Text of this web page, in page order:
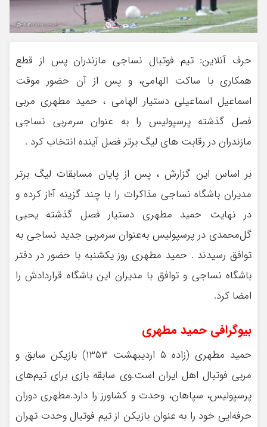
حرف آنلاین: تیم فوتبال نساجی مازندران پس از قطع
همکاری با ساکت الهامی‏، و پس از آن حضور موقت
اسماعیل اسماعیلی دستیار الهامی ، حمید مطهری مربی
فصل گذشته پرسپولیس را به عنوان سرمربی نساجی
مازندران در رقابت های لیگ برتر فصل آینده انتخاب کرد .
بر اساس این گزارش ، پس از پایان مسابقات لیگ برتر
مدیران باشگاه نساجی مذاکرات را با چند گزینه آ؛از کرده و
در نهایت حمید مطهری دستیار فصل گذشته یحیی
گل‌محمدی در پرسپولیس به‌عنوان سرمربی جدید نساجی به
توافق رسیدند . حمید مطهری روز یکشنبه با حضور در دفتر
باشگاه نساجی و توافق با مدیران این باشگاه قراردادش را
امضا کرد.
بیوگرافی حمید مطهری
حمید مطهری (زاده ۵ اردیبهشت ۱۳۵۳) بازیکن سابق و
مربی فوتبال اهل ایران است.وی سابقه بازی برای تیم‌های
پرسپولیس، سپاهان، وحدت و کشاورز را دارد.مطهری دوران
حرفه‌ایی خود را به عنوان بازیکن از تیم فوتبال وحدت تهران